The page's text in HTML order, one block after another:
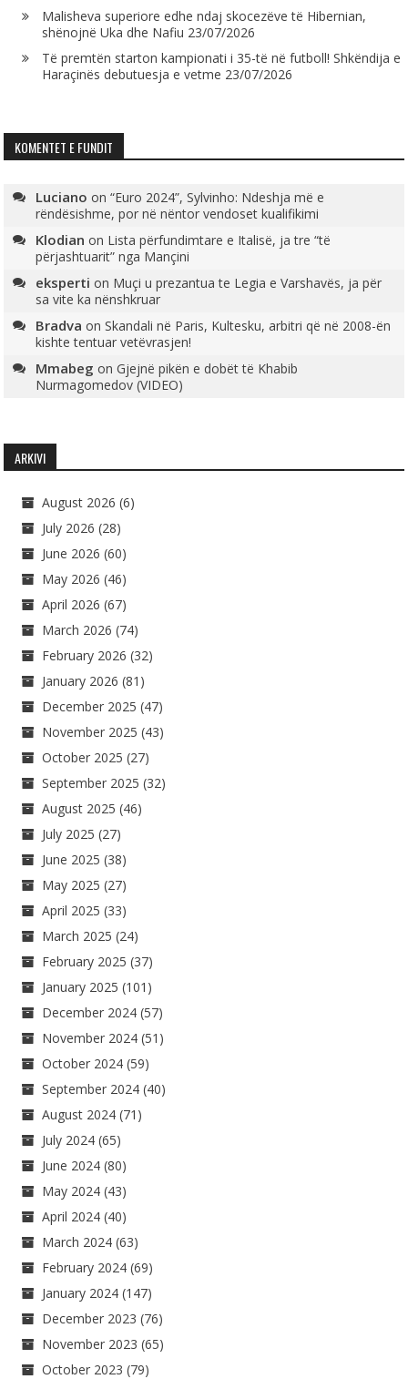
Malisheva superiore edhe ndaj skocezëve të Hibernian,
shënojnë Uka dhe Nafiu 23/07/2026
Të premtën starton kampionati i 35-të në futboll! Shkëndija e
Haraçinës debutuesja e vetme 23/07/2026
KOMENTET E FUNDIT
Luciano on“Euro 2024”, Sylvinho: Ndeshja më e
rëndësishme, por në nëntor vendoset kualifikimi
Klodian on Lista përfundimtare e Italisë, ja tre “të
përjashtuarit” nga Mançini
eksperti on Muçi u prezantua te Legia e Varshavës, ja për
sa vite ka nënshkruar
Bradva onSkandali në Paris, Kultesku, arbitri që në 2008-ën
kishte tentuar vetëvrasjen!
Mmabeg onGjejnë pikën e dobët të Khabib
Nurmagomedov (VIDEO)
ARKIVI
August 2026 (6)
July 2026 (28)
June 2026 (60)
May 2026 (46)
April 2026 (67)
March 2026 (74)
February 2026 (32)
January 2026 (81)
December 2025 (47)
November 2025 (43)
October 2025 (27)
September 2025 (32)
August 2025 (46)
July 2025 (27)
June 2025 (38)
May 2025 (27)
April 2025 (33)
March 2025 (24)
February 2025 (37)
January 2025 (101)
December 2024 (57)
November 2024 (51)
October 2024 (59)
September 2024 (40)
August 2024 (71)
July 2024 (65)
June 2024 (80)
May 2024 (43)
April 2024 (40)
March 2024 (63)
February 2024 (69)
January 2024 (147)
December 2023 (76)
November 2023 (65)
October 2023 (79)